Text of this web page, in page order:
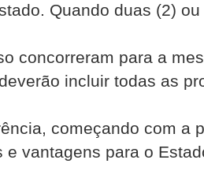
Quando duas (2)
concorreram para a
incluir todas as
começando com a
e vantagens para o